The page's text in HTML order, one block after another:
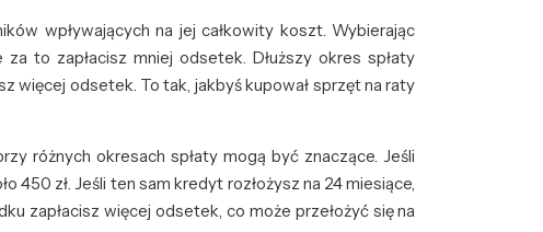
wpływających na jej całkowity koszt. Wybierając
to zapłacisz mniej odsetek. Dłuższy okres spłaty
więcej odsetek. To tak, jakbyś kupował sprzęt na raty
różnych okresach spłaty mogą być znaczące. Jeśli
450 zł. Jeśli ten sam kredyt rozłożysz na 24 miesiące,
zapłacisz więcej odsetek, co może przełożyć się na